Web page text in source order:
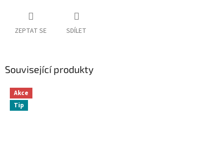
ZEPTAT SE SDÍLET
Související produkty
Akce
Tip